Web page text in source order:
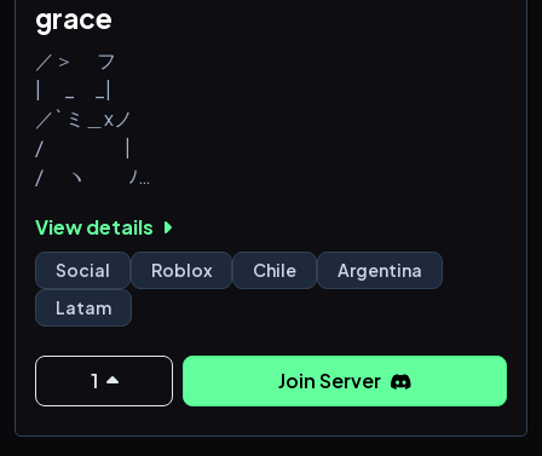
grace
／＞ フ
／` ミ＿xノ
/ |
/ ヽ ﾉ
／￣| | | |
(￣ヽ＿_ヽ_)__)
＼二)
View details
Social Roblox Chile
Argentina
Latam
1 Join Server